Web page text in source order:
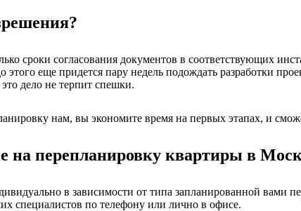
сроки согласования документов в соответствующих
еще придется пару недель подождать разработки
дело не терпит спешки.
нам, вы экономите время на первых этапах, и
на перепланировку квартиры в
в зависимости от типа запланированной вами
специалистов по телефону или лично в офисе.